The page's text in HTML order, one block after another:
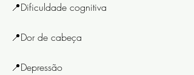
📍Dificuldade cognitiva
📍Dor de cabeça
📍Depressão